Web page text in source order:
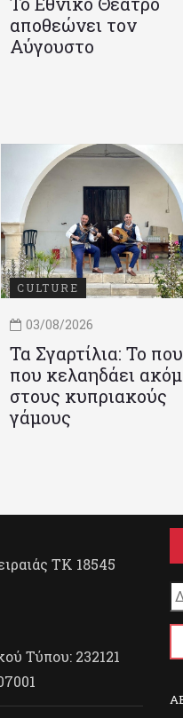
αποθεώνει τον
Αύγουστο
CULTURE
03/08/2026
Τα Σγαρτίλια: Το
που κελαηδάει
στους κυπριακούς
γάμους
ΤΚ 18545
Τύπου: 232121